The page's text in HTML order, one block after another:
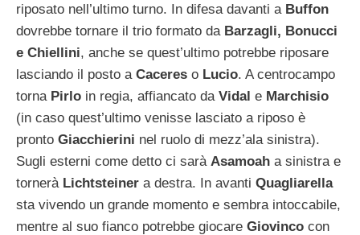
riposato nell’ultimo turno. In difesa davanti a Buffon
dovrebbe tornare il trio formato da Barzagli, Bonucci
e Chiellini, anche se quest’ultimo potrebbe riposare
lasciando il posto a Caceres o Lucio. A centrocampo
torna Pirlo in regia, affiancato da Vidal e Marchisio
(in caso quest’ultimo venisse lasciato a riposo è
pronto Giacchierini nel ruolo di mezz’ala sinistra).
Sugli esterni come detto ci sarà Asamoah a sinistra e
tornerà Lichtsteiner a destra. In avanti Quagliarella
sta vivendo un grande momento e sembra intoccabile,
mentre al suo fianco potrebbe giocare Giovinco con